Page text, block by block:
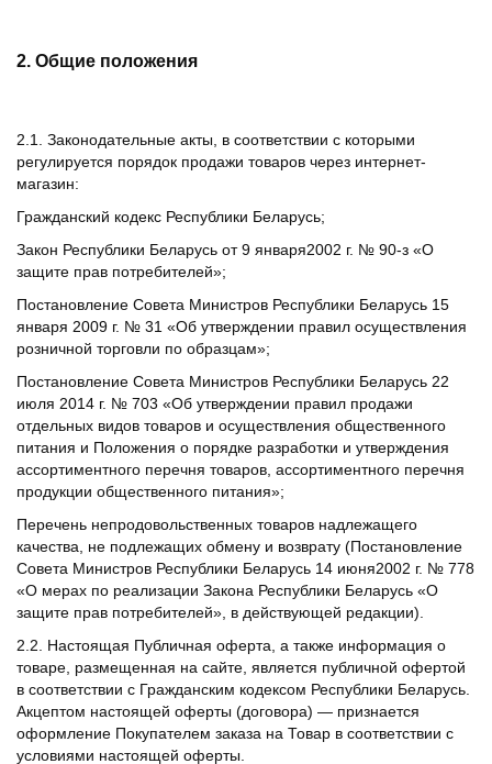
2. Общие положения
2.1. Законодательные акты, в соответствии с которыми
регулируется порядок продажи товаров через интернет-
магазин:
Гражданский кодекс Республики Беларусь;
Закон Республики Беларусь от 9 января2002 г. № 90-з «О
защите прав потребителей»;
Постановление Совета Министров Республики Беларусь 15
января 2009 г. № 31 «Об утверждении правил осуществления
розничной торговли по образцам»;
Постановление Совета Министров Республики Беларусь 22
июля 2014 г. № 703 «Об утверждении правил продажи
отдельных видов товаров и осуществления общественного
питания и Положения о порядке разработки и утверждения
ассортиментного перечня товаров, ассортиментного перечня
продукции общественного питания»;
Перечень непродовольственных товаров надлежащего
качества, не подлежащих обмену и возврату (Постановление
Совета Министров Республики Беларусь 14 июня2002 г. № 778
«О мерах по реализации Закона Республики Беларусь «О
защите прав потребителей», в действующей редакции).
2.2. Настоящая Публичная оферта, а также информация о
товаре, размещенная на сайте, является публичной офертой
в соответствии с Гражданским кодексом Республики Беларусь.
Акцептом настоящей оферты (договора) — признается
оформление Покупателем заказа на Товар в соответствии с
условиями настоящей оферты.